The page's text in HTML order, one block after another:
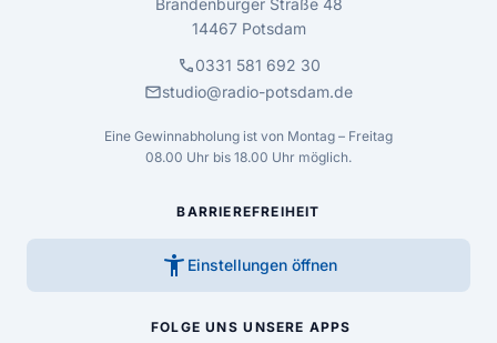
Brandenburger Straße 48
14467 Potsdam
call0331 581 692 30
mailstudio@radio-potsdam.de
Eine Gewinnabholung ist von Montag – Freitag
08.00 Uhr bis 18.00 Uhr möglich.
BARRIEREFREIHEIT
accessibility_new Einstellungen öffnen
FOLGE UNS UNSERE APPS